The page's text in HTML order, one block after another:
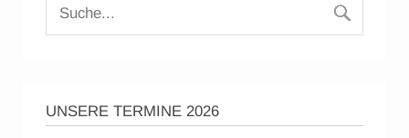
UNSERE TERMINE 2026